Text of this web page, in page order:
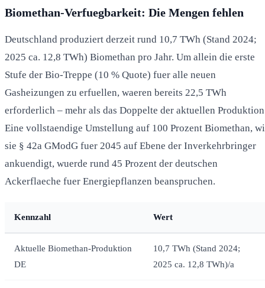
Biomethan-Verfuegbarkeit: Die Mengen fehlen
Deutschland produziert derzeit rund 10,7 TWh (Stand 2024;
2025 ca. 12,8 TWh) Biomethan pro Jahr. Um allein die erste
Stufe der Bio-Treppe (10 % Quote) fuer alle neuen
Gasheizungen zu erfuellen, waeren bereits 22,5 TWh
erforderlich – mehr als das Doppelte der aktuellen
Eine vollstaendige Umstellung auf 100 Prozent Biomethan,
sie § 42a GModG fuer 2045 auf Ebene der Inverkehrbringer
ankuendigt, wuerde rund 45 Prozent der deutschen
Ackerflaeche fuer Energiepflanzen beanspruchen.
Kennzahl Wert
Aktuelle Biomethan-Produktion
DE
10,7 TWh (Stand 2024;
2025 ca. 12,8 TWh)/a